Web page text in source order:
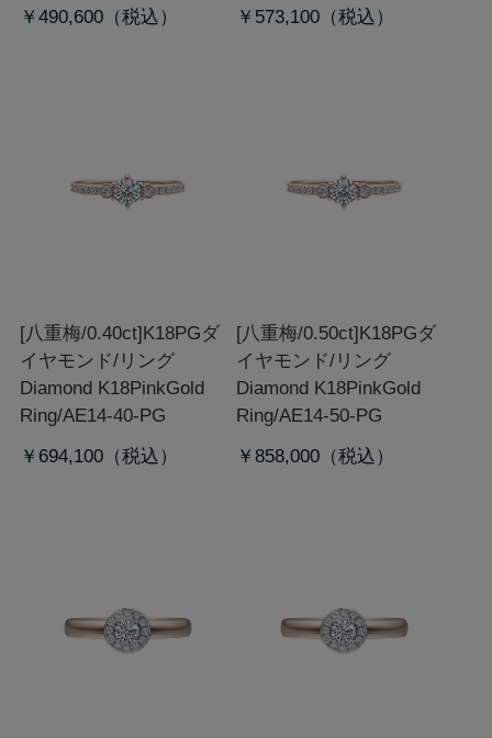
￥490,600
￥573,100
[八重梅/0.40ct]K18PGダ
イヤモンド/リング
Diamond K18PinkGold
Ring/AE14-40-PG
￥694,100
[八重梅/0.50ct]K18PGダ
イヤモンド/リング
Diamond K18PinkGold
Ring/AE14-50-PG
￥858,000